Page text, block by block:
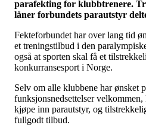
parafekting for klubbtrenere.
låner forbundets parautstyr
Fekteforbundet har over lang tid
et treningstilbud i den
også at sporten skal få et
konkurransesport i Norge.
Selv om alle klubbene har ønsket
funksjonsnedsettelser
kjøpe inn parautstyr, og
fullgodt tilbud.